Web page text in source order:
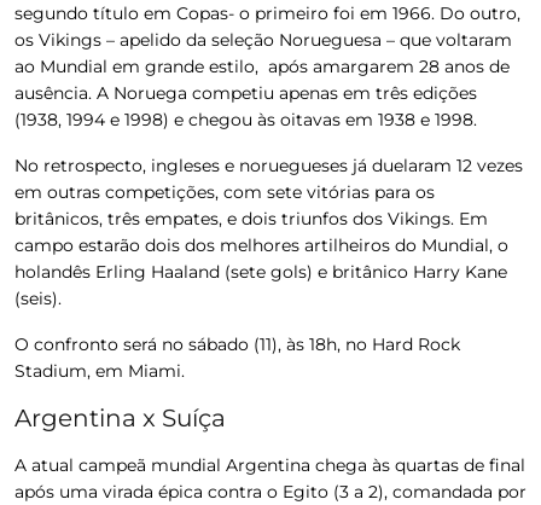
segundo título em Copas- o primeiro foi em 1966. Do outro,
os Vikings – apelido da seleção Norueguesa – que voltaram
ao Mundial em grande estilo, após amargarem 28 anos de
ausência. A Noruega competiu apenas em três edições
(1938, 1994 e 1998) e chegou às oitavas em 1938 e 1998.
No retrospecto, ingleses e noruegueses já duelaram 12 vezes
em outras competições, com sete vitórias para os
britânicos, três empates, e dois triunfos dos Vikings. Em
campo estarão dois dos melhores artilheiros do Mundial, o
holandês Erling Haaland (sete gols) e britânico Harry Kane
(seis).
O confronto será no sábado (11), às 18h, no Hard Rock
Stadium, em Miami.
Argentina x Suíça
A atual campeã mundial Argentina chega às quartas de final
após uma virada épica contra o Egito (3 a 2), comandada por